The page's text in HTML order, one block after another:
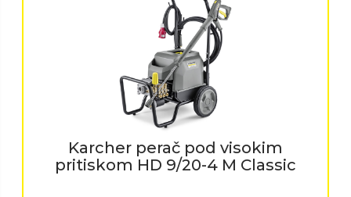
Karcher perač pod visokim
pritiskom HD 9/20-4 M Classic